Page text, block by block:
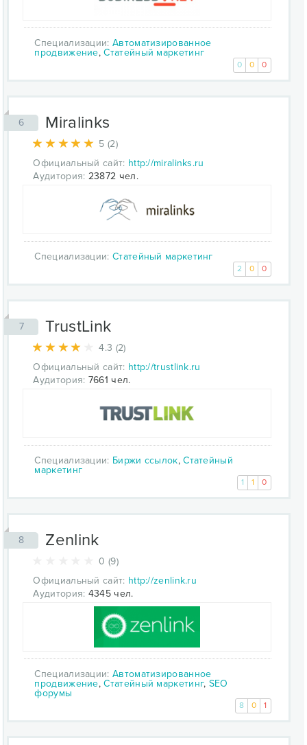
Специализации: Автоматизированное
продвижение,Статейный маркетинг
0 0 0
6 Miralinks
5 (2)
Официальный сайт: http://miralinks.ru
Аудитория: 23872 чел.
Специализации: Статейный маркетинг
2 0 0
7 TrustLink
4.3 (2)
Официальный сайт: http://trustlink.ru
Аудитория: 7661 чел.
Специализации: Биржи ссылок,Статейный
маркетинг
1 1 0
8 Zenlink
0 (9)
Официальный сайт: http://zenlink.ru
Аудитория: 4345 чел.
Специализации: Автоматизированное
продвижение,Статейный маркетинг, SEO
форумы
8 0 1